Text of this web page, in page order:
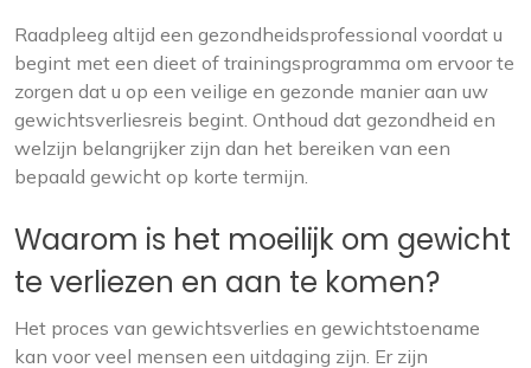
Raadpleeg altijd een gezondheidsprofessional voordat u
begint met een dieet of trainingsprogramma om ervoor te
zorgen dat u op een veilige en gezonde manier aan uw
gewichtsverliesreis begint. Onthoud dat gezondheid en
welzijn belangrijker zijn dan het bereiken van een
bepaald gewicht op korte termijn.
Waarom is het moeilijk om gewicht
te verliezen en aan te komen?
Het proces van gewichtsverlies en gewichtstoename
kan voor veel mensen een uitdaging zijn. Er zijn